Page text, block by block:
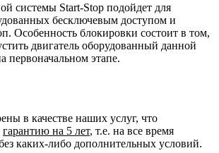
системы Start-Stop подойдет для
бесключевым доступом и
Особенность блокировки состоит в том,
двигатель оборудованный данной
первоначальном этапе.
в качестве наших услуг, что
гарантию на 5 лет, т.е. на все время
каких-либо дополнительных условий.